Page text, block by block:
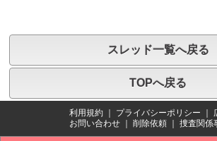
スレッド一覧へ戻る
TOPへ戻る
利用規約 プライバシーポリシー
お問い合わせ
削除依頼 捜査関係